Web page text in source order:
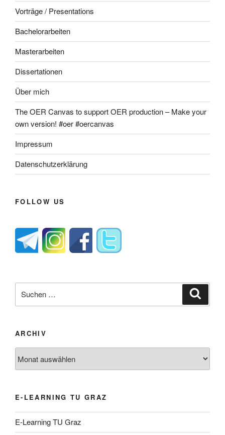
Vorträge / Presentations
Bachelorarbeiten
Masterarbeiten
Dissertationen
Über mich
The OER Canvas to support OER production – Make your
own version! #oer #oercanvas
Impressum
Datenschutzerklärung
FOLLOW US
nach:
ARCHIV
E-LEARNING TU GRAZ
E-Learning TU Graz